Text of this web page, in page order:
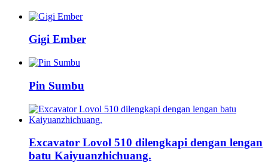
Gigi Ember
Pin Sumbu
Excavator Lovol 510 dilengkapi dengan lengan
batu Kaiyuanzhichuang.